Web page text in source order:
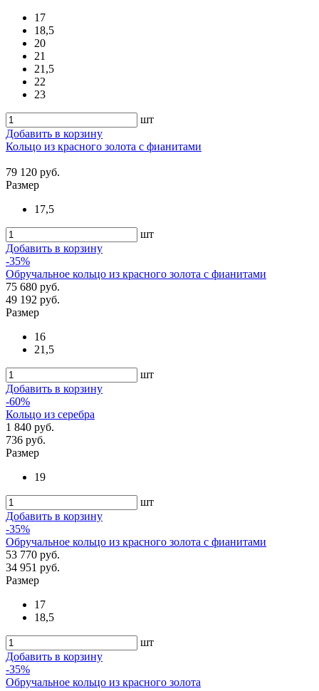
17
18,5
20
21
21,5
22
23
шт
Добавить в корзину
Кольцо из красного золота с фианитами
79 120 руб.
Размер
17,5
шт
Добавить в корзину
-35%
Обручальное кольцо из красного золота с фианитами
75 680 руб.
49 192 руб.
Размер
16
21,5
шт
Добавить в корзину
-60%
Кольцо из серебра
1 840 руб.
736 руб.
Размер
19
шт
Добавить в корзину
-35%
Обручальное кольцо из красного золота с фианитами
53 770 руб.
34 951 руб.
Размер
17
18,5
шт
Добавить в корзину
-35%
Обручальное кольцо из красного золота